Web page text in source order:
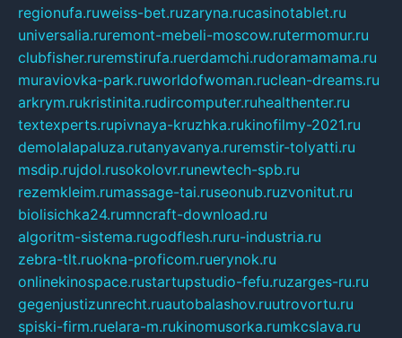
regionufa.ruweiss-bet.ruzaryna.rucasinotablet.ru
universalia.ruremont-mebeli-moscow.rutermomur.ru
clubfisher.ruremstirufa.ruerdamchi.rudoramamama.ru
muraviovka-park.ruworldofwoman.ruclean-dreams.ru
arkrym.rukristinita.rudircomputer.ruhealthenter.ru
textexperts.rupivnaya-kruzhka.rukinofilmy-2021.ru
demolalapaluza.rutanyavanya.ruremstir-tolyatti.ru
msdip.rujdol.rusokolovr.runewtech-spb.ru
rezemkleim.rumassage-tai.ruseonub.ruzvonitut.ru
biolisichka24.rumncraft-download.ru
algoritm-sistema.rugodflesh.ruru-industria.ru
zebra-tlt.ruokna-proficom.ruerynok.ru
onlinekinospace.rustartupstudio-fefu.ruzarges-ru.ru
gegenjustizunrecht.ruautobalashov.ruutrovortu.ru
spiski-firm.ruelara-m.rukinomusorka.rumkcslava.ru